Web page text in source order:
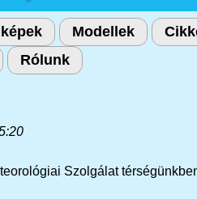
Modellek
Rólunk
Szolgálat